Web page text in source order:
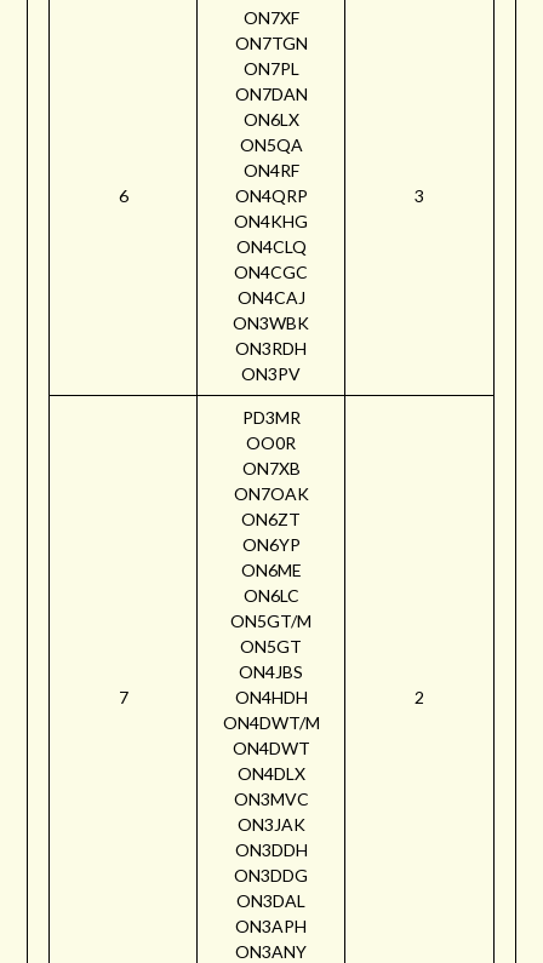
6
ON7XF
ON7TGN
ON7PL
ON7DAN
ON6LX
ON5QA
ON4RF
ON4QRP
ON4KHG
ON4CLQ
ON4CGC
ON4CAJ
ON3WBK
ON3RDH
ON3PV
3
7
PD3MR
OO0R
ON7XB
ON7OAK
ON6ZT
ON6YP
ON6ME
ON6LC
ON5GT/M
ON5GT
ON4JBS
ON4HDH
ON4DWT/M
ON4DWT
ON4DLX
ON3MVC
ON3JAK
ON3DDH
ON3DDG
ON3DAL
ON3APH
ON3ANY
2